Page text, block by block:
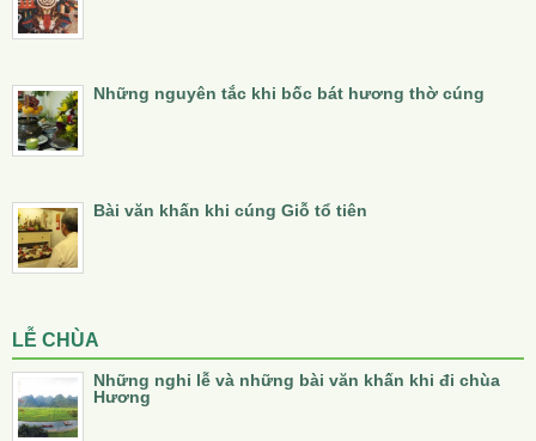
Những nguyên tắc khi bốc bát hương thờ cúng
Bài văn khấn khi cúng Giỗ tổ tiên
LỄ CHÙA
Những nghi lễ và những bài văn khấn khi đi chùa
Hương